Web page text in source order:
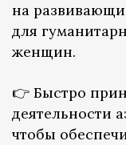
на
для
женщин.
👉 Быстро
деятельности
чтобы